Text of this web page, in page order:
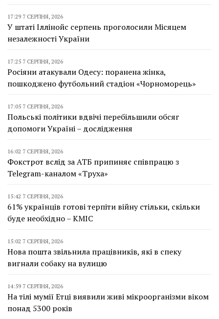
17:29 7 СЕРПНЯ, 2026
У штаті Іллінойс серпень проголосили Місяцем
незалежності України
17:25 7 СЕРПНЯ, 2026
Росіяни атакували Одесу: поранена жінка,
пошкоджено футбольний стадіон «Чорноморець»
17:05 7 СЕРПНЯ, 2026
Польські політики вдвічі перебільшили обсяг
допомоги Україні – дослідження
16:02 7 СЕРПНЯ, 2026
Фокстрот вслід за АТБ припиняє співпрацю з
Telegram-каналом «Труха»
15:42 7 СЕРПНЯ, 2026
61% українців готові терпіти війну стільки, скільки
буде необхідно – КМІС
15:02 7 СЕРПНЯ, 2026
Нова пошта звільнила працівників, які в спеку
вигнали собаку на вулицю
14:59 7 СЕРПНЯ, 2026
На тілі мумії Етці виявили живі мікроорганізми віком
понад 5300 років